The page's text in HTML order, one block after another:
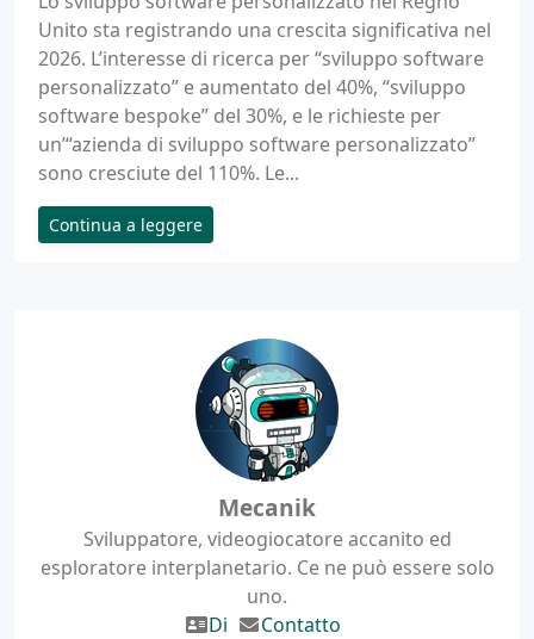
Unito sta registrando una crescita significativa nel
2026. L’interesse di ricerca per “sviluppo software
personalizzato” e aumentato del 40%, “sviluppo
software bespoke” del 30%, e le richieste per
un’“azienda di sviluppo software personalizzato”
sono cresciute del 110%. Le...
Continua a leggere
Mecanik
Sviluppatore, videogiocatore accanito ed
esploratore interplanetario. Ce ne può essere solo
uno.
Di
Contatto